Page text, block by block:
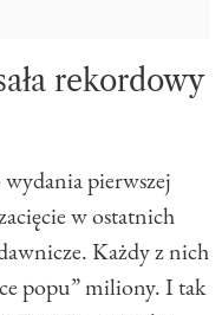
rekordowy
pierwszej
w ostatnich
Każdy z nich
popu” miliony. I tak